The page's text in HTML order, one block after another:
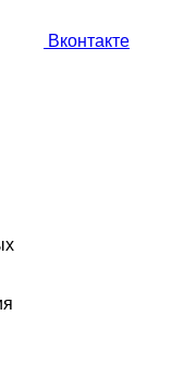
Вконтакте